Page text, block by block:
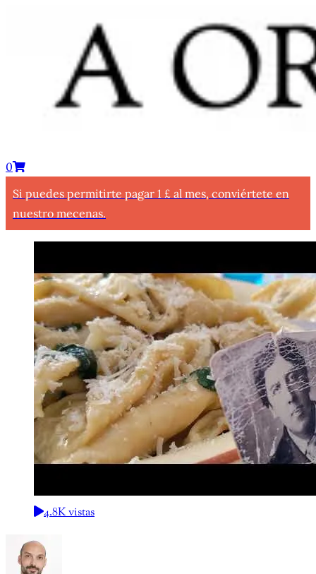
0
Si puedes permitirte pagar 1 £ al mes, conviértete en
nuestro mecenas.
4.8K vistas